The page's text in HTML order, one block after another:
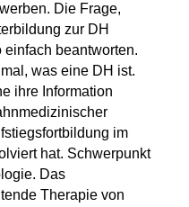
Die Frage,
zur DH
beantworten.
was eine DH ist.
ihre Information
im
hat. Schwerpunkt
Das
Therapie von